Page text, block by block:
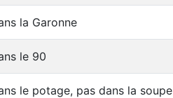
la Garonne
le 90
le potage, pas dans la soupe